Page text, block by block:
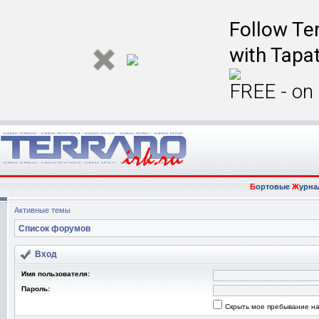
Follow
with
FREE -
БортовыеЖ
Активные темы
Список форумов
Вход
Имя пользователя:
Пароль:
Скрыть мое пребывание